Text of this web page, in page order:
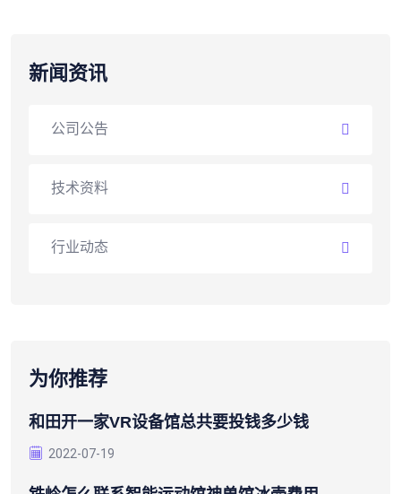
新闻资讯
公司公告
技术资料
行业动态
为你推荐
和田开一家VR设备馆总共要投钱多少钱
2022-07-19